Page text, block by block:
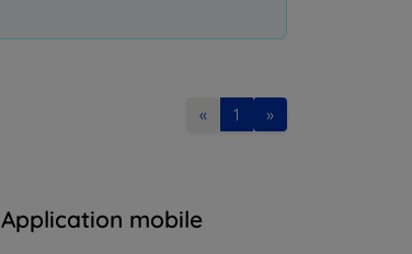
« 1 »
Application mobile